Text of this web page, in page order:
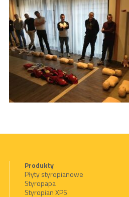
Produkty
Płyty styropianowe
Styropapa
Styropian XPS